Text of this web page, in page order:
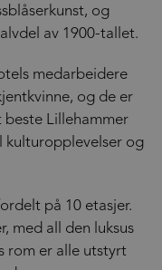
og
av 1900-tallet.
medarbeidere
og de er
Lillehammer
kulturopplevelser og
på 10 etasjer.
med all den luksus
rom er alle utstyrt